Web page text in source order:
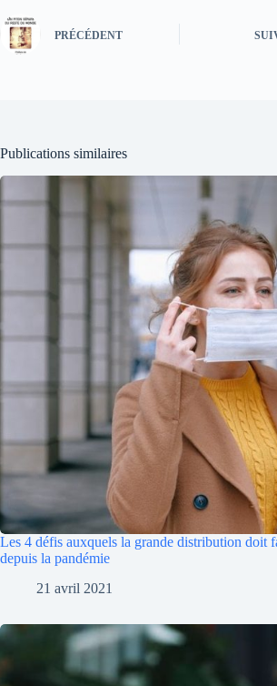
PRÉCÉDENT
Publications similaires
Les 4 défis auxquels la grande distribution doit
depuis la pandémie
21 avril 2021